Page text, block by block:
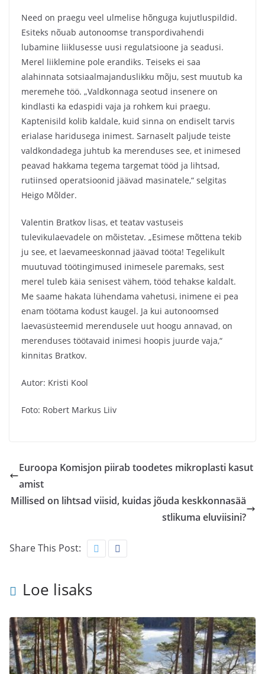
Need on praegu veel ulmelise hõnguga kujutluspildid.
Esiteks nõuab autonoomse transpordivahendi
lubamine liiklusesse uusi regulatsioone ja seadusi.
Merel liiklemine pole erandiks. Teiseks ei saa
alahinnata sotsiaalmajanduslikku mõju, sest muutub ka
meremehe töö. „Valdkonnaga seotud insenere on
kindlasti ka edaspidi vaja ja rohkem kui praegu.
Kaptenisild kolib kaldale, kuid sinna on endiselt tarvis
erialase haridusega inimest. Sarnaselt paljude teiste
valdkondadega juhtub ka merenduses see, et inimesed
peavad hakkama tegema targemat tööd ja lihtsad,
rutiinsed operatsioonid jäävad masinatele,“ selgitas
Heigo Mõlder.
Valentin Bratkov lisas, et teatav vastuseis
tulevikulaevadele on mõistetav. „Esimese mõttena tekib
ju see, et laevameeskonnad jäävad tööta! Tegelikult
muutuvad töötingimused inimesele paremaks, sest
merel tuleb käia senisest vähem, tööd tehakse kaldalt.
Me saame hakata lühendama vahetusi, inimene ei pea
enam töötama kodust kaugel. Ja kui autonoomsed
laevasüsteemid merendusele uut hoogu annavad, on
merenduses töötavaid inimesi hoopis juurde vaja,“
kinnitas Bratkov.
Autor: Kristi Kool
Foto: Robert Markus Liiv
Euroopa Komisjon piirab toodetes mikroplasti kasut
amist
Millised on lihtsad viisid, kuidas jõuda keskkonnasää
stlikuma eluviisini?
Share This Post:
Loe lisaks